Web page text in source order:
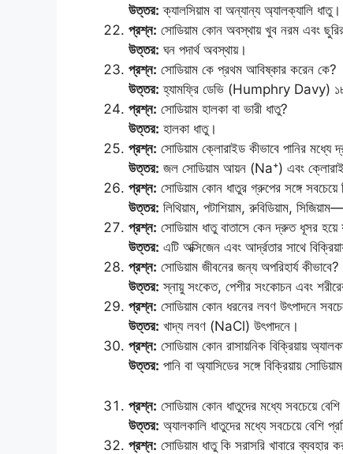
উত্তর: ক্যালসিয়াম বা অন্যান্য অ্যালক্যালি ধাতু।
প্রশ্ন: সোডিয়াম কোন অবস্থায় খুব নরম এবং
উত্তর: ঘন পদার্থ অবস্থায়।
প্রশ্ন: সোডিয়াম কে প্রথম আবিষ্কার করেন কে?
উত্তর: হ্যামফ্রি ডেভি (Humphry Davy)
প্রশ্ন: সোডিয়াম হালকা বা ভারী ধাতু?
উত্তর: হালকা ধাতু।
প্রশ্ন: সোডিয়াম ক্লোরাইড কীভাবে পানির মধ্যে
উত্তর: জল সোডিয়াম আয়ন (Na⁺) এবং
প্রশ্ন: সোডিয়াম কোন ধাতুর গ্রুপের সঙ্গে সবচেয়ে
উত্তর: লিথিয়াম, পটাশিয়াম, রুবিডিয়াম,
প্রশ্ন: সোডিয়াম ধাতু বাতাসে কেন দ্রুত ধূসর হয়ে
উত্তর: এটি অক্সিজেন এবং আর্দ্রতার সাথে
প্রশ্ন: সোডিয়াম জীবনের জন্য অপরিহার্য কীভাবে?
উত্তর: স্নায়ু সংকেত, পেশীর সংকোচন এবং
প্রশ্ন: সোডিয়াম কোন ধরনের লবণ উৎপাদনে
উত্তর: খাদ্য লবণ (NaCl) উৎপাদনে।
প্রশ্ন: সোডিয়াম কোন রাসায়নিক বিক্রিয়ায়
উত্তর: পানি বা অ্যাসিডের সঙ্গে বিক্রিয়ায়
প্রশ্ন: সোডিয়াম কোন ধাতুদের মধ্যে সবচেয়ে বেশি
উত্তর: অ্যালকালি ধাতুদের মধ্যে সবচেয়ে বেশি
প্রশ্ন: সোডিয়াম ধাতু কি সরাসরি খাবারে ব্যবহার